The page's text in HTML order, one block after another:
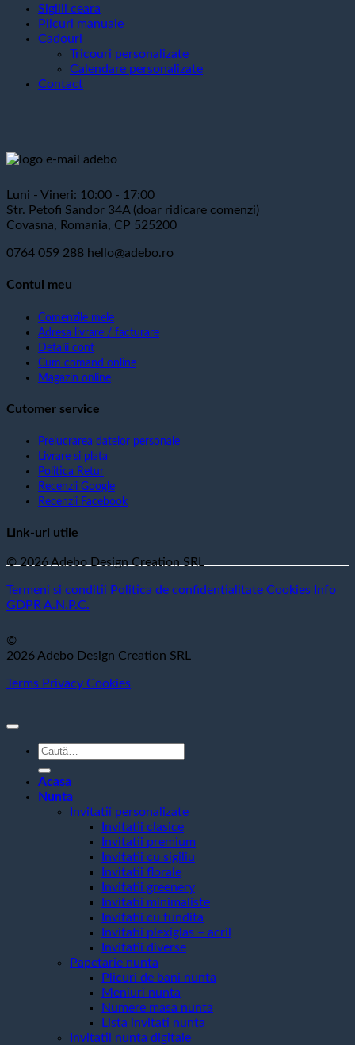
Sigilii ceara
Plicuri manuale
Cadouri
Tricouri personalizate
Calendare personalizate
Contact
Luni - Vineri: 10:00 - 17:00
Str. Petofi Sandor 34A (doar ridicare comenzi)
Covasna, Romania, CP 525200
0764 059 288 hello@adebo.ro
Contul meu
Comenzile mele
Adresa livrare / facturare
Detalii cont
Cum comand online
Magazin online
Cutomer service
Prelucrarea datelor personale
Livrare si plata
Politica Retur
Recenzii Google
Recenzii Facebook
Link-uri utile
© 2026 Adebo Design Creation SRL
Termeni si conditii Politica de confidentialitate Cookies Info
GDPR A.N.P.C.
©
2026 Adebo Design Creation SRL
Terms Privacy Cookies
Caută
după:
Acasa
Nunta
Invitatii personalizate
Invitatii clasice
Invitatii premium
Invitatii cu sigiliu
Invitatii florale
Invitatii greenery
Invitatii minimaliste
Invitatii cu fundita
Invitatii plexiglas – acril
Invitatii diverse
Papetarie nunta
Plicuri de bani nunta
Meniuri nunta
Numere masa nunta
Lista invitati nunta
Invitatii nunta digitale